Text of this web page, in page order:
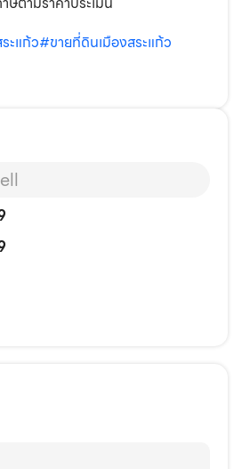
ะแก้ว#ขายที่ดินเมืองสระแก้ว